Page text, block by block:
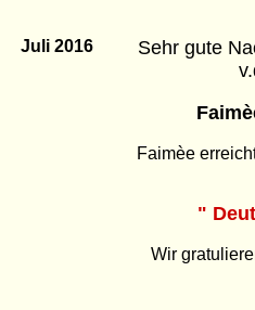
Juli 2016
Sehr gute
Faimèe
"
Wir